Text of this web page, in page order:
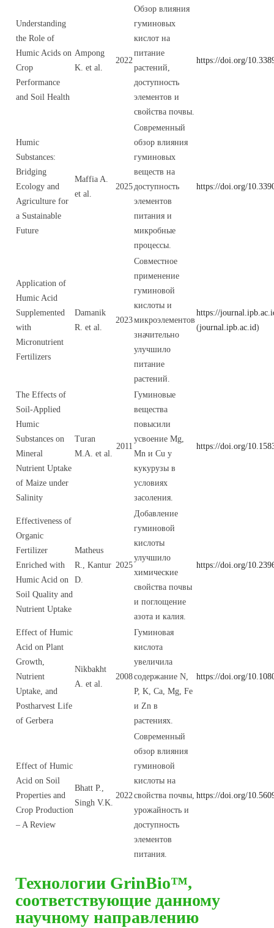
Understanding
the Role of
Humic Acids on
Crop
Performance
and Soil Health
Ampong
K. et al.
2022
Обзор влияния
гуминовых
кислот на
питание
растений,
доступность
элементов и
свойства почвы.
https://doi.org/
Humic
Substances:
Bridging
Ecology and
Agriculture for
a Sustainable
Future
Maffia A.
et al.
2025
Современный
обзор влияния
гуминовых
веществ на
доступность
элементов
питания и
микробные
процессы.
https://doi.org/
Application of
Humic Acid
Supplemented
with
Micronutrient
Fertilizers
Damanik
R. et al.
2023
Совместное
применение
гуминовой
кислоты и
микроэлементов
значительно
улучшило
питание
растений.
https://
(journal.ipb.ac.id)
The Effects of
Soil-Applied
Humic
Substances on
Mineral
Nutrient Uptake
of Maize under
Salinity
Turan
M.A. et al.
2011
Гуминовые
вещества
повысили
усвоение Mg,
Mn и Cu у
кукурузы в
условиях
засоления.
https://doi.org/
Effectiveness of
Organic
Fertilizer
Enriched with
Humic Acid on
Soil Quality and
Nutrient Uptake
Matheus
R., Kantur
D.
2025
Добавление
гуминовой
кислоты
улучшило
химические
свойства почвы
и поглощение
азота и калия.
https://doi.org/
Effect of Humic
Acid on Plant
Growth,
Nutrient
Uptake, and
Postharvest Life
of Gerbera
Nikbakht
A. et al.
2008
Гуминовая
кислота
увеличила
содержание N,
P, K, Ca, Mg, Fe
и Zn в
растениях.
https://doi.org/
Effect of Humic
Acid on Soil
Properties and
Crop Production
– A Review
Bhatt P.,
Singh V.K.
2022
Современный
обзор влияния
гуминовой
кислоты на
свойства почвы,
урожайность и
доступность
элементов
питания.
https://doi.org/
Технологии GrinBio™,
соответствующие данному
научному направлению